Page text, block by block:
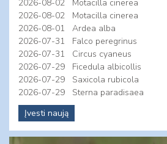
2026-08-02
Motacilla cinerea
2026-08-02
Motacilla cinerea
2026-08-01
Ardea alba
2026-07-31
Falco peregrinus
2026-07-31
Circus cyaneus
2026-07-29
Ficedula albicollis
2026-07-29
Saxicola rubicola
2026-07-29
Sterna paradisaea
Įvesti naują